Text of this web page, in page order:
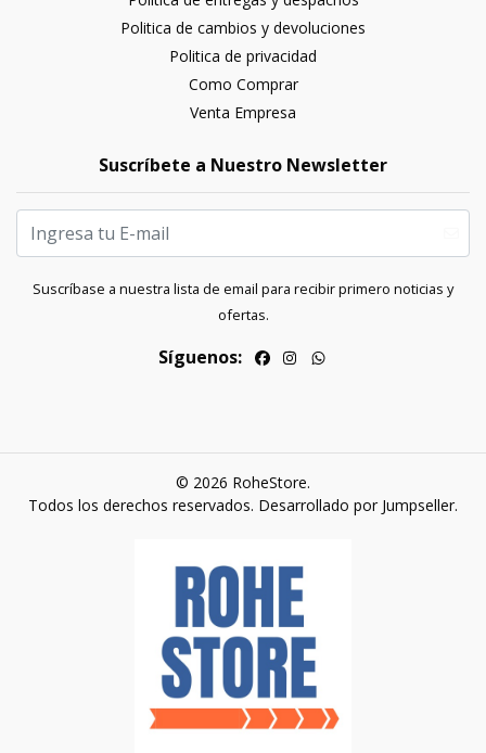
Politica de cambios y devoluciones
Politica de privacidad
Como Comprar
Venta Empresa
Suscríbete a Nuestro Newsletter
Suscríbase a nuestra lista de email para recibir primero noticias y
ofertas.
Síguenos:
© 2026 RoheStore.
Todos los derechos reservados. Desarrollado por Jumpseller.